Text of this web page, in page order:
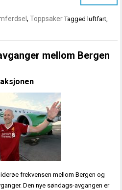
,Toppsaker Tagged luftfart
mellom Bergen
frekvensen mellom Bergen og
Den nye søndags-avgangen er